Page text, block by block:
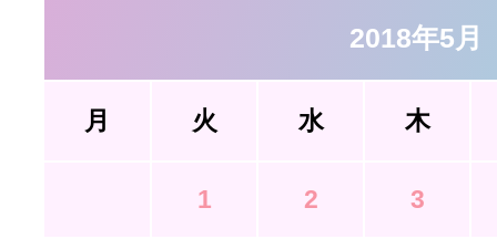
2018年5月
月 火 水 木
1 2 3